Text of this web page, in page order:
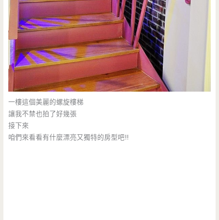
一樓這個美麗的螺旋樓梯
讓我不禁也拍了好幾張
接下來
咱們來看看有什麼漂亮又獨特的房型吧!!